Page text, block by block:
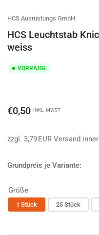
laden
laden
HCS Ausrüstungs GmbH
HCS Leuchtstab
weiss
VORRÄTIG
Normaler
€0,50 INKL. MWST
zzgl. 3,79 EUR Versand
Grundpreis je Variante:
Größe
1 Stück 25 Stück